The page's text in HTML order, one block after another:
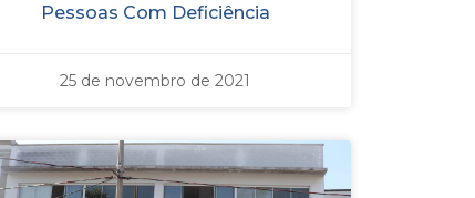
Pessoas Com Deficiência
25 de novembro de 2021